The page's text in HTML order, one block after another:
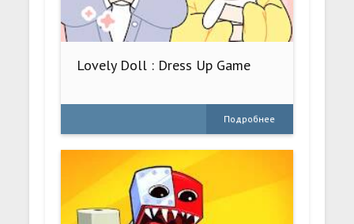
Lovely Doll : Dress Up Game
Подробнее